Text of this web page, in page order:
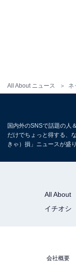
All About ニュース ネ
国内外のSNSで話題の人
だけでちょっと得する、
きゃ）損」ニュースが盛
All About
イチオシ
会社概要